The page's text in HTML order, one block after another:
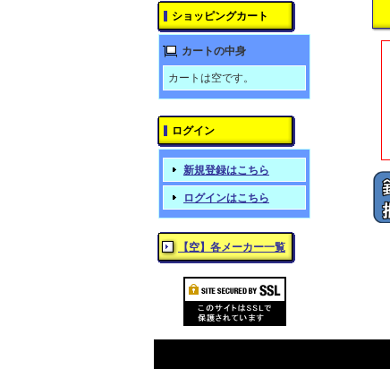
ショッピングカート
カートの中身
カートは空です。
ログイン
新規登録はこちら
ログインはこちら
【空】各メーカー一覧